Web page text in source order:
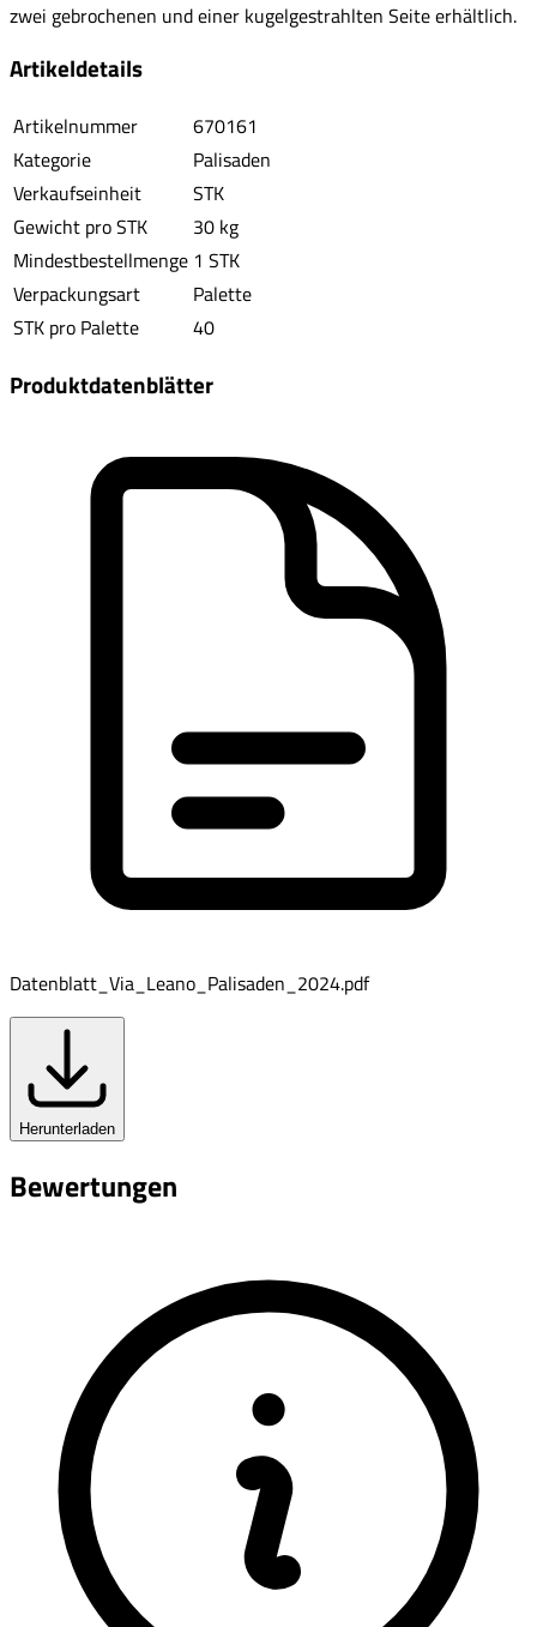
zwei gebrochenen und einer kugelgestrahlten Seite erhältlich.
Artikeldetails
Artikelnummer
670161
Kategorie
Palisaden
Verkaufseinheit
STK
Gewicht pro STK
30 kg
Mindestbestellmenge 1 STK
Verpackungsart
Palette
STK pro Palette
40
Produktdatenblätter
Datenblatt_Via_Leano_Palisaden_2024.pdf
Herunterladen
Bewertungen